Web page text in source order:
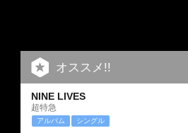
オススメ!!
NINE LIVES
超特急
アルバム シングル